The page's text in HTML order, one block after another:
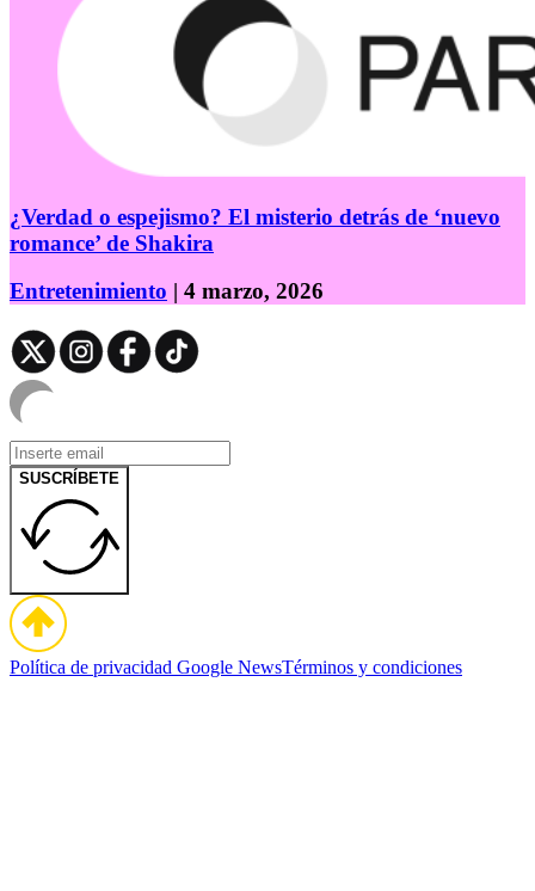
¿Verdad o espejismo? El misterio detrás de ‘nuevo
romance’ de Shakira
Entretenimiento | 4 marzo, 2026
SUSCRÍBETE
Política de privacidad Google NewsTérminos y condiciones